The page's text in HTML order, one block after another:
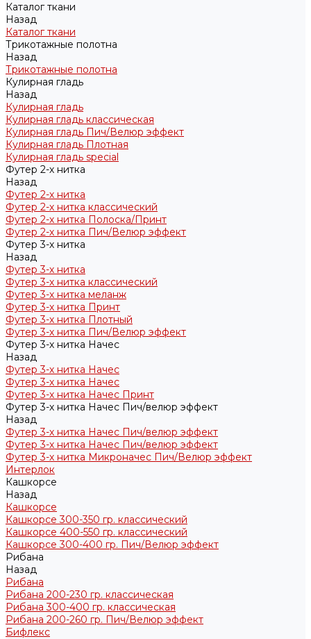
Каталог ткани
Назад
Каталог ткани
Трикотажные полотна
Назад
Трикотажные полотна
Кулирная гладь
Назад
Кулирная гладь
Кулирная гладь классическая
Кулирная гладь Пич/Велюр эффект
Кулирная гладь Плотная
Кулирная гладь special
Футер 2-х нитка
Назад
Футер 2-х нитка
Футер 2-х нитка классический
Футер 2-х нитка Полоска/Принт
Футер 2-х нитка Пич/Велюр эффект
Футер 3-х нитка
Назад
Футер 3-х нитка
Футер 3-х нитка классический
Футер 3-х нитка меланж
Футер 3-х нитка Принт
Футер 3-х нитка Плотный
Футер 3-х нитка Пич/Велюр эффект
Футер 3-х нитка Начес
Назад
Футер 3-х нитка Начес
Футер 3-х нитка Начес
Футер 3-х нитка Начес Принт
Футер 3-х нитка Начес Пич/велюр эффект
Назад
Футер 3-х нитка Начес Пич/велюр эффект
Футер 3-х нитка Начес Пич/велюр эффект
Футер 3-х нитка Микроначес Пич/Велюр эффект
Интерлок
Кашкорсе
Назад
Кашкорсе
Кашкорсе 300-350 гр. классический
Кашкорсе 400-550 гр. классический
Кашкорсе 300-400 гр. Пич/Велюр эффект
Рибана
Назад
Рибана
Рибана 200-230 гр. классическая
Рибана 300-400 гр. классическая
Рибана 200-260 гр. Пич/Велюр эффект
Бифлекс